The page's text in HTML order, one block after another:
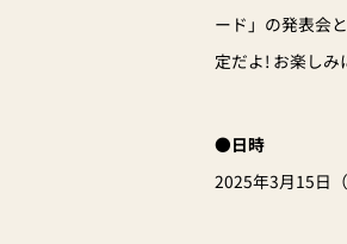
ード」の発表会
定だよ! お楽しみ
●日時
2025年3月15日